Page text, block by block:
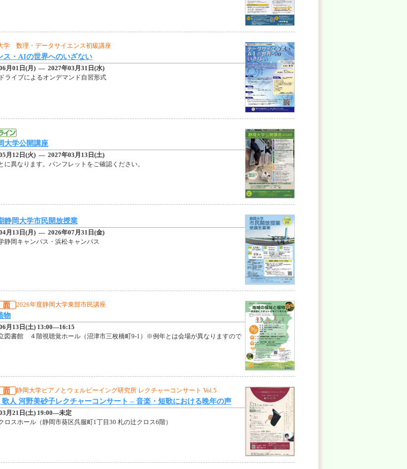
学 数理・データサイエンス初級講座
ス・AIの世界へのいざない
月01日(月) — 2027年03月31日(水)
ライブによるオンデマンド自習形式
学公開講座
月12日(火) — 2027年03月13日(土)
に異なります。パンフレットをご確認ください。
静岡大学市民開放授業
月13日(月) — 2026年07月31日(金)
静岡キャンパス・浜松キャンパス
2026年度静岡大学東部市民講座
物
月13日(土) 13:00—16:15
立図書館 ４階視聴覚ホール（沼津市三枚橋町9-1）※例年とは会場が異なりますので
静岡大学ピアノとウェルビーイング研究所 レクチャーコンサート Vol.5
人 河野美砂子レクチャーコンサート – 音楽・短歌における晩年の声
月21日(土) 19:00—未定
ロスホール（静岡市葵区呉服町1丁目30 札の辻クロス6階）